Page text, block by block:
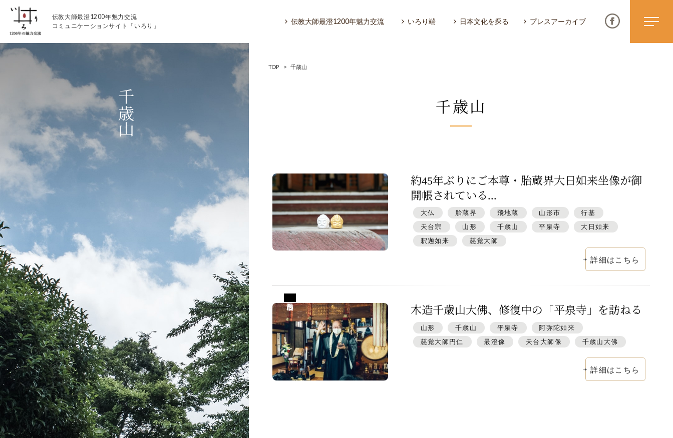
伝教大師最澄1200年魅力交流
コミュニケーションサイト「いろり」
伝教大師最澄1200年魅力交流 いろり端 日本文化を探る プレスアーカイブ
伝教大師最澄1200年魅力交流
いろりとは
伝教大師最澄とは（デジタルパンフレット）
伝教大師最澄とは（PDFダウンロード）
探訪「1200年の魅力交流」
日本文化を探る
プレスアーカイブ
お問い合わせ
千歳山
TOP > 千歳山
千歳山
約45年ぶりにご本尊・胎蔵界大日如来坐像が御
開帳されている...
大仏 胎蔵界 飛地蔵 山形市
行基
天台宗
山形 千歳山 平泉寺
大日如来
釈迦如来
慈覚大師
詳細はこちら
木造千歳山大佛、修復中の「平泉寺」を訪ねる
山形 千歳山 平泉寺
阿弥陀如来
慈覚大師円仁
最澄像 天台大師像 千歳山大佛
詳細はこちら